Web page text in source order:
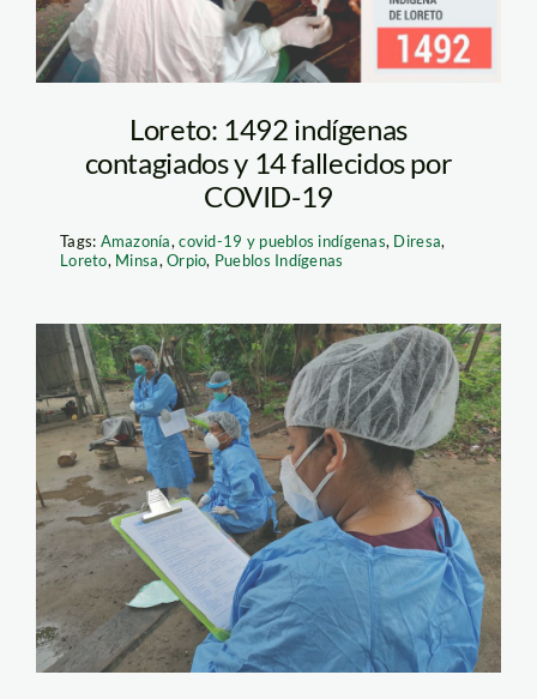
Loreto: 1492 indígenas
contagiados y 14 fallecidos por
COVID-19
Tags: Amazonía,covid-19 y pueblos indígenas, Diresa,
Loreto, Minsa,Orpio, Pueblos Indígenas
Sepahua 5